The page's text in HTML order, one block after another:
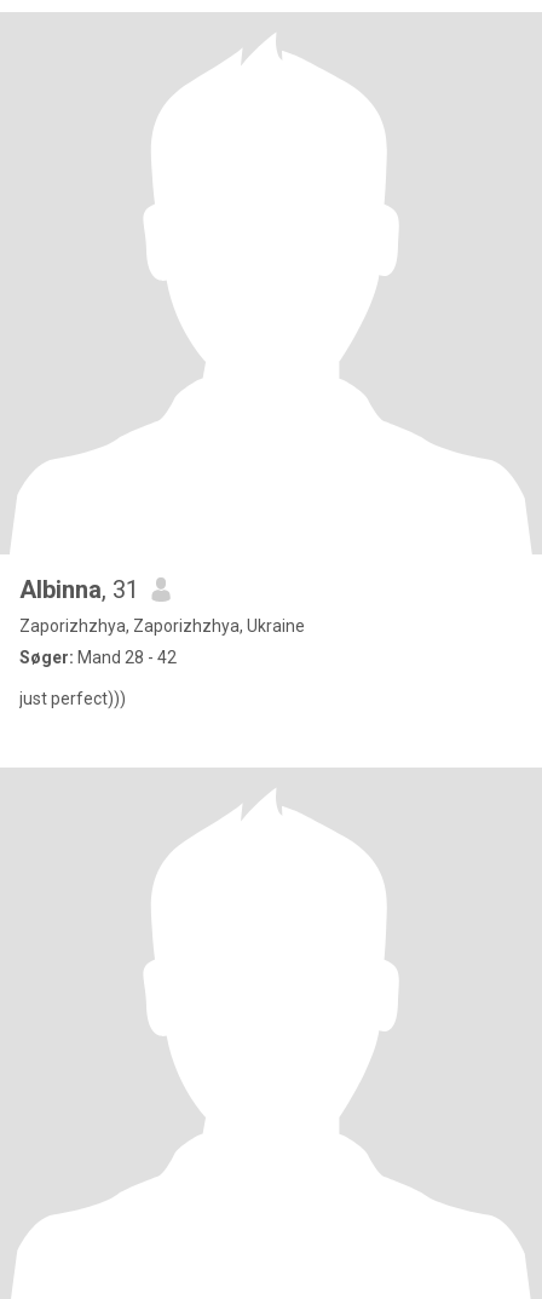
Albinna, 31
Zaporizhzhya, Zaporizhzhya, Ukraine
Søger: Mand 28 - 42
just perfect)))